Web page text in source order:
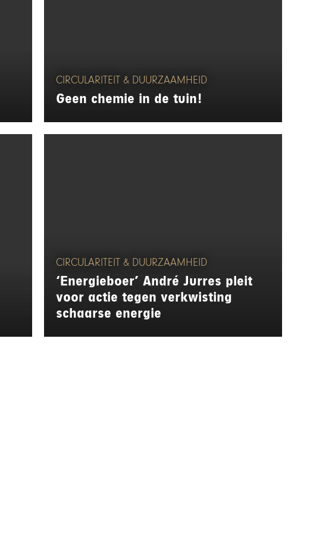
CIRCULARITEIT & DUURZAAMHEID
Geen chemie in de tuin!
CIRCULARITEIT & DUURZAAMHEID
‘Energieboer’ André Jurres pleit
voor actie tegen verkwisting
schaarse energie